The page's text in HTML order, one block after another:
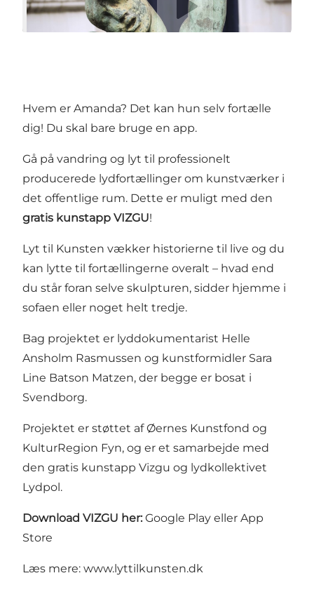
Hvem er Amanda? Det kan hun selv fortælle
dig! Du skal bare bruge en app.
Gå på vandring og lyt til professionelt
producerede lydfortællinger om kunstværker i
det offentlige rum. Dette er muligt med den
gratis kunstapp VIZGU!
Lyt til Kunsten vækker historierne til live og du
kan lytte til fortællingerne overalt – hvad end
du står foran selve skulpturen, sidder hjemme i
sofaen eller noget helt tredje.
Bag projektet er lyddokumentarist Helle
Ansholm Rasmussen og kunstformidler Sara
Line Batson Matzen, der begge er bosat i
Svendborg.
Projektet er støttet af Øernes Kunstfond og
KulturRegion Fyn, og er et samarbejde med
den gratis kunstapp Vizgu og lydkollektivet
Lydpol.
Download VIZGU her: Google Play eller App
Store
Læs mere: ​ www.lyttilkunsten.dk